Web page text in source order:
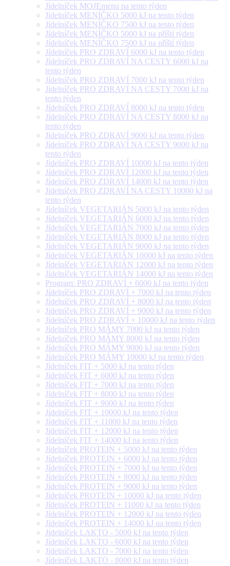
Jídelníček MOJEmenu na tento týden
Jídelníček MENÍČKO 5000 kJ na tento týden
Jídelníček MENÍČKO 7500 kJ na tento týden
Jídelníček MENÍČKO 5000 kJ na příští týden
Jídelníček MENÍČKO 7500 kJ na příští týden
Jídelníček PRO ZDRAVÍ 6000 kJ na tento týden
Jídelníček PRO ZDRAVÍ NA CESTY 6000 kJ na
tento týden
Jídelníček PRO ZDRAVÍ 7000 kJ na tento týden
Jídelníček PRO ZDRAVÍ NA CESTY 7000 kJ na
tento týden
Jídelníček PRO ZDRAVÍ 8000 kJ na tento týden
Jídelníček PRO ZDRAVÍ NA CESTY 8000 kJ na
tento týden
Jídelníček PRO ZDRAVÍ 9000 kJ na tento týden
Jídelníček PRO ZDRAVÍ NA CESTY 9000 kJ na
tento týden
Jídelníček PRO ZDRAVÍ 10000 kJ na tento týden
Jídelníček PRO ZDRAVÍ 12000 kJ na tento týden
Jídelníček PRO ZDRAVÍ 14000 kJ na tento týden
Jídelníček PRO ZDRAVÍ NA CESTY 10000 kJ na
tento týden
Jídelníček VEGETARIÁN 5000 kJ na tento týden
Jídelníček VEGETARIÁN 6000 kJ na tento týden
Jídelníček VEGETARIÁN 7000 kJ na tento týden
Jídelníček VEGETARIÁN 8000 kJ na tento týden
Jídelníček VEGETARIÁN 9000 kJ na tento týden
Jídelníček VEGETARIÁN 10000 kJ na tento týden
Jídelníček VEGETARIÁN 12000 kJ na tento týden
Jídelníček VEGETARIÁN 14000 kJ na tento týden
Program: PRO ZDRAVÍ + 6000 kJ na tento týden
Jídelníček PRO ZDRAVÍ + 7000 kJ na tento týden
Jídelníček PRO ZDRAVÍ + 8000 kJ na tento týden
Jídelníček PRO ZDRAVÍ + 9000 kJ na tento týden
Jídelníček PRO ZDRAVÍ + 10000 kJ na tento týden
Jídelníček PRO MÁMY 7000 kJ na tento týden
Jídelníček PRO MÁMY 8000 kJ na tento týden
Jídelníček PRO MÁMY 9000 kJ na tento týden
Jídelníček PRO MÁMY 10000 kJ na tento týden
Jídelníček FIT + 5000 kJ na tento týden
Jídelníček FIT + 6000 kJ na tento týden
Jídelníček FIT + 7000 kJ na tento týden
Jídelníček FIT + 8000 kJ na tento týden
Jídelníček FIT + 9000 kJ na tento týden
Jídelníček FIT + 10000 kJ na tento týden
Jídelníček FIT + 11000 kJ na tento týden
Jídelníček FIT + 12000 kJ na tento týden
Jídelníček FIT + 14000 kJ na tento týden
Jídelníček PROTEIN + 5000 kJ na tento týden
Jídelníček PROTEIN + 6000 kJ na tento týden
Jídelníček PROTEIN + 7000 kJ na tento týden
Jídelníček PROTEIN + 8000 kJ na tento týden
Jídelníček PROTEIN + 9000 kJ na tento týden
Jídelníček PROTEIN + 10000 kJ na tento týden
Jídelníček PROTEIN + 11000 kJ na tento týden
Jídelníček PROTEIN + 12000 kJ na tento týden
Jídelníček PROTEIN + 14000 kJ na tento týden
Jídelníček LAKTO - 5000 kJ na tento týden
Jídelníček LAKTO - 6000 kJ na tento týden
Jídelníček LAKTO - 7000 kJ na tento týden
Jídelníček LAKTO - 8000 kJ na tento týden